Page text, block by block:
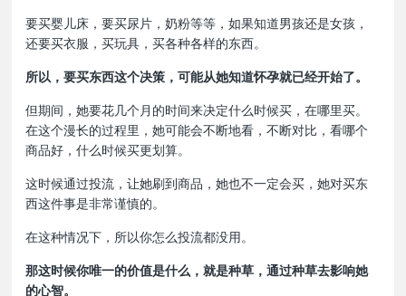
要买婴儿床，要买尿片，奶粉等等，如果知道男孩还是女孩，
还要买衣服，买玩具，买各种各样的东西。
所以，要买东西这个决策，可能从她知道怀孕就已经开始了。
但期间，她要花几个月的时间来决定什么时候买，在哪里买。
在这个漫长的过程里，她可能会不断地看，不断对比，看哪个
商品好，什么时候买更划算。
这时候通过投流，让她刷到商品，她也不一定会买，她对买东
西这件事是非常谨慎的。
在这种情况下，所以你怎么投流都没用。
那这时候你唯一的价值是什么，就是种草，通过种草去影响她
的心智。